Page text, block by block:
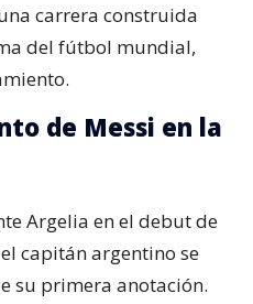
carrera construida
del fútbol mundial,
de Messi en la
Argelia en el debut de
capitán argentino se
su primera anotación.